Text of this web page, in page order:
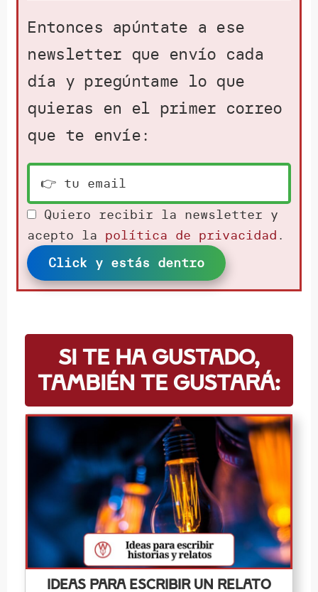
Entonces apúntate a ese
newsletter que envío cada
día y pregúntame lo que
quieras en el primer correo
que te envíe:
Quiero recibir la newsletter y
acepto la política de privacidad .
Click y estás dentro
Si te ha gustado,
también te gustará:
Ideas para escribir un relato